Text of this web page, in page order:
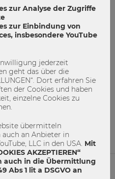
Academy
TripMotion Wunder
zur Analyse der Zugriffe
zur Einbindung von
insbesondere YouTube
jederzeit
geht das über die
Dort erfahren Sie
der Cookies und haben
einzelne Cookies zu
übermitteln
an Anbieter in
LLC in den USA. Mit
AKZEPTIEREN“
auch in die Übermittlung
Abs 1 lit a DSGVO an